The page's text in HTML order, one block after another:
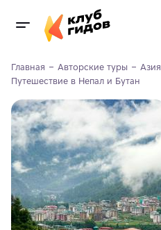
Главная Авторские туры Азия
Путешествие в Непал и Бутан